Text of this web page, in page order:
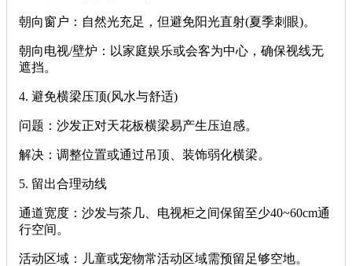
‌朝向窗户‌：自然光充足，但避免阳光直射(夏季刺眼)。
‌朝向电视/壁炉‌：以家庭娱乐或会客为中心，确保视线无
遮挡。
‌4. 避免横梁压顶(风水与舒适)‌
‌问题‌：沙发正对天花板横梁易产生压迫感。
‌解决‌：调整位置或通过吊顶、装饰弱化横梁。
‌5. 留出合理动线‌
‌通道宽度‌：沙发与茶几、电视柜之间保留至少40~60cm通
行空间。
‌活动区域‌：儿童或宠物常活动区域需预留足够空地。